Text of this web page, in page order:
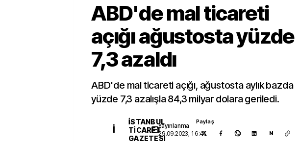
ABD'de mal ticareti
açığı ağustosta yüzde
7,3 azaldı
ABD'de mal ticareti açığı, ağustosta aylık bazda
yüzde 7,3 azalışla 84,3 milyar dolara geriledi.
İ
İSTANBUL
TICARET
GAZETESI
Yayınlanma
29.09.2023, 16:41
Paylaş
N